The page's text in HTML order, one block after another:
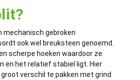
mechanisch gebroken
ook wel breuksteen genoemd.
scherpe hoeken waardoor ze
en het relatief stabiel ligt. Hier
verschil te pakken met grind